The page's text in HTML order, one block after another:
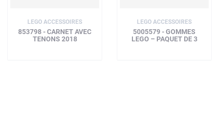
LEGO ACCESSOIRES
853798 - CARNET AVEC
TENONS 2018
LEGO ACCESSOIRES
5005579 - GOMMES
LEGO – PAQUET DE 3